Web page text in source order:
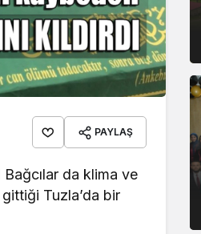
PAYLAŞ
Bağcılar da klima ve
Tuzla’da bir